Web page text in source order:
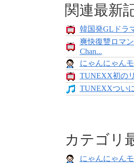
関連最新
韓国発GLドラ
爽快復讐ロマ
Chan...
にゃんにゃん
TUNEXX初の
TUNEXXつい
カテゴリ
にゃんにゃん